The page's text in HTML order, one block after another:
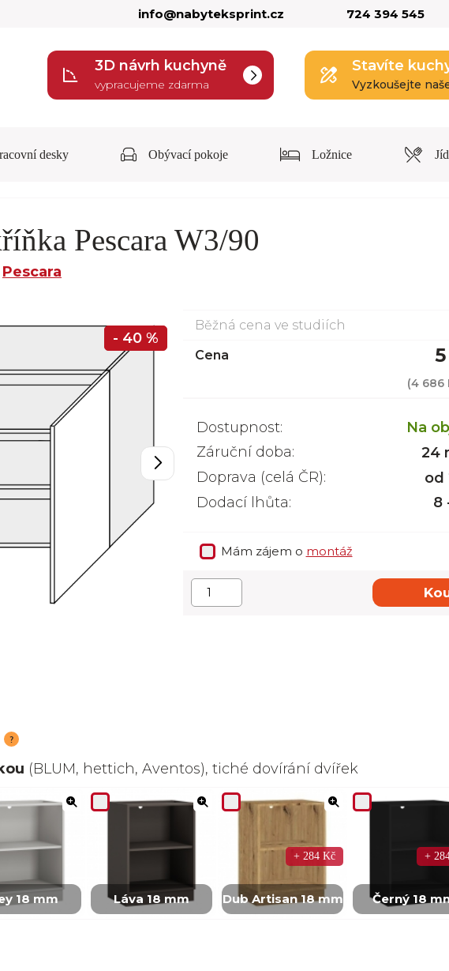
info@nabyteksprint.cz 724 394 545
3D návrh kuchyně
vypracujeme zdarma
Stavíte
Vyzkoušejte
desky Obývací pokoje Ložnice
Pescara W3/90
Pescara
- 40 %
Běžná cena ve studiích
Cena
(4 686
Dostupnost:
Na
Záruční doba:
24
Doprava (celá ČR):
od
Dodací lhůta:
8
Mám zájem o montáž
(BLUM, hettich, Aventos), tiché dovírání dvířek
18 mm Láva 18 mm Dub Artisan 18 mm
+ 284 Kč
Černý 18
+